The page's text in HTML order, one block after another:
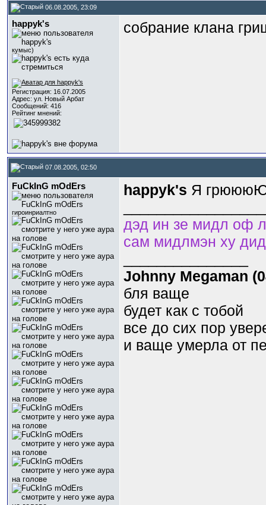
06.08.2005, 23:09
happyk's
кумыс)
Регистрация: 16.07.2005
Адрес: ул. Новый Арбат
Сообщений: 416
Рейтинг мнений:
собрание клана
07.08.2005, 02:50
FuCkInG mOdErs
гироинриалтно
happyk's Я
дэд ин зе мидл оф
сам мидлмэн ху
Johnny Megaman
бля ваще
будет как с тобой
все до сих пор
и ваще умерла от